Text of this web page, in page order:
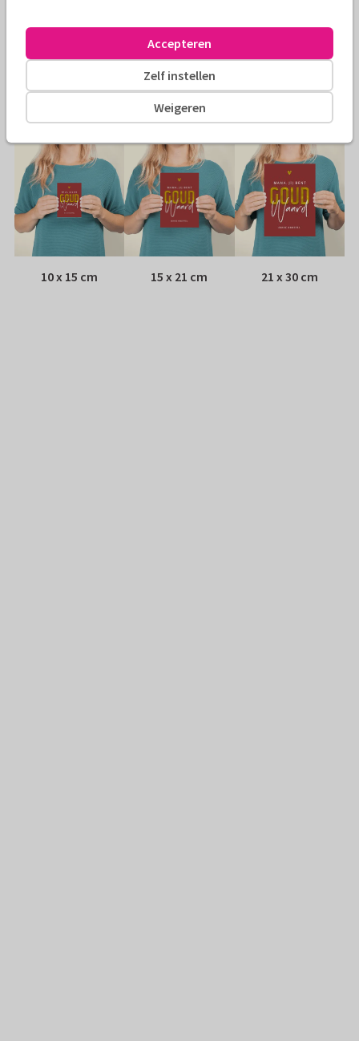
Envelop: Witte vensterenvelop
Adres: Achterop de kaart
Formaten
10 x 15 cm 15 x 21 cm 21 x 30 cm
Weigeren
Zelf instellen
Accepteren